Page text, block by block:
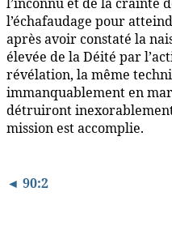
l’échafaudage pour
après avoir constaté la
élevée de la Déité par
révélation, la même
immanquablement en
détruiront
mission est accomplie.
◄ 90:2